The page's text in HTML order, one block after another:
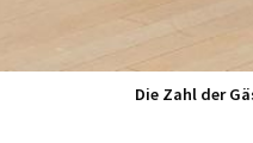
Die Zahl der